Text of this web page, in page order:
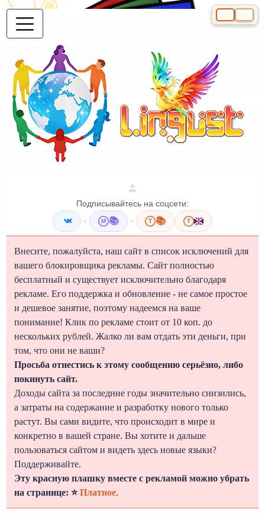
Подписывайтесь на соцсети:
• M 📚 • T 📚 T
Внесите, пожалуйста, наш сайт в список исключений для
вашего блокировщика рекламы. Сайт полностью
бесплатный и существует исключительно благодаря
рекламе. Его поддержка и обновление - не самое простое
и дешевое занятие, поэтому надеемся на ваше
понимание! Клик по рекламе стоит от 10 коп. до
нескольких рублей. Жалко ли вам отдать эти деньги, при
том, что они не ваши?
Просьба отнестись к этому сообщению серьёзно, либо
покинуть сайт.
Доходы сайта за последние годы значительно снизились,
а затраты на содержание и разработку нового только
растут. Вы сами видите, что происходит в мире и
конкретно в вашей стране. Вы хотите и дальше
пользоваться сайтом и видеть здесь новые языки?
Поддерживайте.
Эту красную плашку вместе с рекламой можно убрать
на странице: ⭐Платное.